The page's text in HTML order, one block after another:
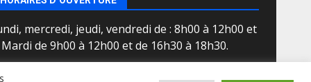
mercredi, jeudi, vendredi de : 8h00 à 12h00 et
de 9h00 à 12h00 et de 16h30 à 18h30.